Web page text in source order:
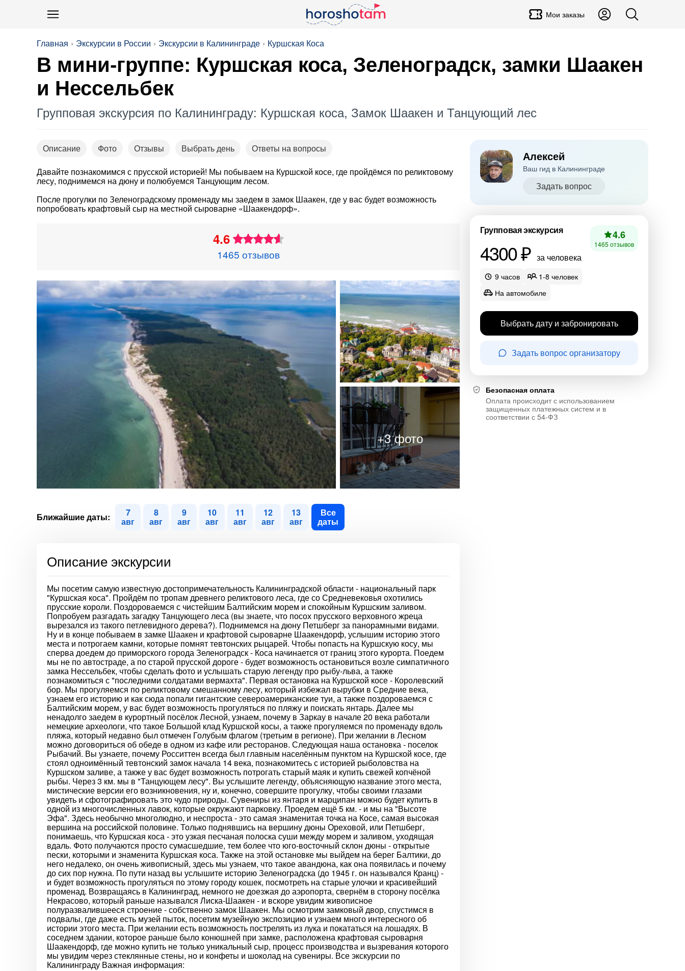
Мои заказы
Главная Экскурсии в России Экскурсии в Калининграде Куршская Коса
В мини-группе: Куршская коса, Зеленоградск, замки Шаакен
и Нессельбек
Групповая экскурсия по Калининграду: Куршская коса, Замок Шаакен и Танцующий лес
Описание Фото Отзывы Выбрать день
Ответы на вопросы
Давайте познакомимся с прусской историей! Мы побываем на Куршской косе, где пройдёмся по реликтовому
лесу, поднимемся на дюну и полюбуемся Танцующим лесом.
После прогулки по Зеленоградскому променаду мы заедем в замок Шаакен, где у вас будет возможность
попробовать крафтовый сыр на местной сыроварне «Шаакендорф».
4.6
1465 отзывов
Ближайшие даты: 7
авг
8
авг
9
авг
10
авг
11
авг
12
авг
13
авг
Все
даты
Описание экскурсии
Мы посетим самую известную достопримечательность Калининградской области - национальный парк
"Куршская коса". Пройдём по тропам древнего реликтового леса, где со Средневековья охотились
прусские короли. Поздороваемся с чистейшим Балтийским морем и спокойным Куршским заливом.
Попробуем разгадать загадку Танцующего леса (вы знаете, что посох прусского верховного жреца
вырезался из такого петлевидного дерева?). Поднимемся на дюну Петшберг за панорамными видами.
Ну и в конце побываем в замке Шаакен и крафтовой сыроварне Шаакендорф, услышим историю этого
места и потрогаем камни, которые помнят тевтонских рыцарей. Чтобы попасть на Куршскую косу, мы
сперва доедем до приморского города Зеленоградск - Коса начинается от границ этого курорта. Поедем
мы не по автостраде, а по старой прусской дороге - будет возможность остановиться возле симпатичного
замка Нессельбек, чтобы сделать фото и услышать старую легенду про рыбу-льва, а также
познакомиться с "последними солдатами вермахта". Первая остановка на Куршской косе - Королевский
бор. Мы прогуляемся по реликтовому смешанному лесу, который избежал вырубки в Средние века,
узнаем его историю и как сюда попали гигантские североамериканские туи, а также поздороваемся с
Балтийским морем, у вас будет возможность прогуляться по пляжу и поискать янтарь. Далее мы
ненадолго заедем в курортный посёлок Лесной, узнаем, почему в Заркау в начале 20 века работали
немецкие археологи, что такое Большой клад Куршской косы, а также прогуляемся по променаду вдоль
пляжа, который недавно был отмечен Голубым флагом (третьим в регионе). При желании в Лесном
можно договориться об обеде в одном из кафе или ресторанов. Следующая наша остановка - поселок
Рыбачий. Вы узнаете, почему Росситтен всегда был главным населённым пунктом на Куршской косе, где
стоял одноимённый тевтонский замок начала 14 века, познакомитесь с историей рыболовства на
Куршском заливе, а также у вас будет возможность потрогать старый маяк и купить свежей копчёной
рыбы. Через 3 км. мы в "Танцующем лесу". Вы услышите легенду, объясняющую название этого места,
мистические версии его возникновения, ну и, конечно, совершите прогулку, чтобы своими глазами
увидеть и сфотографировать это чудо природы. Сувениры из янтаря и марципан можно будет купить в
одной из многочисленных лавок, которые окружают парковку. Проедем ещё 5 км. - и мы на "Высоте
Эфа". Здесь необычно многолюдно, и неспроста - это самая знаменитая точка на Косе, самая высокая
вершина на российской половине. Только поднявшись на вершину дюны Ореховой, или Петшберг,
понимаешь, что Куршская коса - это узкая песчаная полоска суши между морем и заливом, уходящая
вдаль. Фото получаются просто сумасшедшие, тем более что юго-восточный склон дюны - открытые
пески, которыми и знаменита Куршская коса. Также на этой остановке мы выйдем на берег Балтики, до
него недалеко, он очень живописный, здесь мы узнаем, что такое авандюна, как она появилась и почему
до сих пор нужна. По пути назад вы услышите историю Зеленоградска (до 1945 г. он назывался Кранц) -
и будет возможность прогуляться по этому городу кошек, посмотреть на старые улочки и красивейший
променад. Возвращаясь в Калининград, немного не доезжая до аэропорта, свернём в сторону посёлка
Некрасово, который раньше назывался Лиска-Шаакен - и вскоре увидим живописное
полуразвалившееся строение - собственно замок Шаакен. Мы осмотрим замковый двор, спустимся в
подвалы, где даже есть музей пыток, посетим музейную экспозицию и узнаем много интересного об
истории этого места. При желании есть возможность пострелять из лука и покататься на лошадях. В
соседнем здании, которое раньше было конюшней при замке, расположена крафтовая сыроварня
Шаакендорф, где можно купить не только уникальный сыр, процесс производства и вызревания которого
мы увидим через стеклянные стены, но и конфеты и шоколад на сувениры. Все экскурсии по
Калининграду Важная информация:
Алексей
Ваш гид в Калининграде
Задать вопрос
Групповая экскурсия
4300 ₽ за человека
4.6
1465 отзывов
9 часов
1-8 человек
На автомобиле
Выбрать дату и забронировать
Задать вопрос организатору
Безопасная оплата
Оплата происходит с использованием
защищенных платежных систем и в
соответствии с 54-ФЗ